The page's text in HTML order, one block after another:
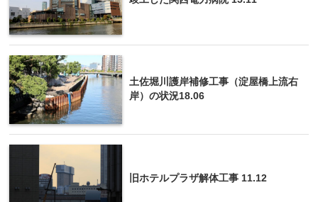
土佐堀川護岸補修工事（淀屋橋上流右
岸）の状況18.06
旧ホテルプラザ解体工事 11.12